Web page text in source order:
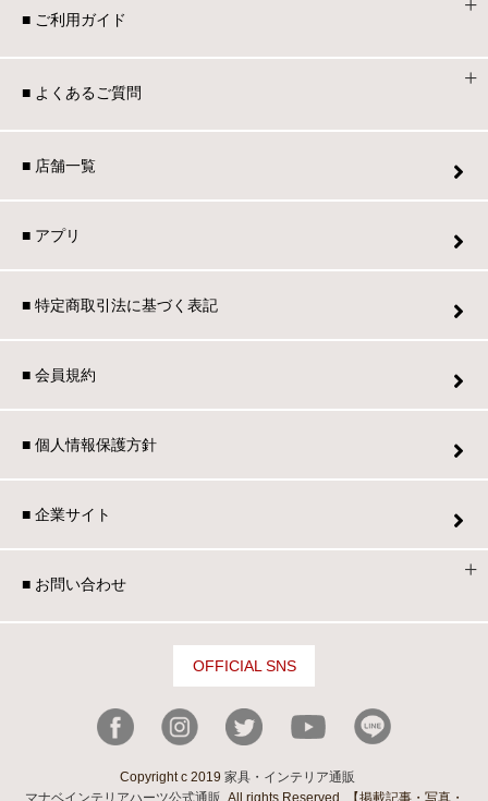
■ ご利用ガイド
■ よくあるご質問
■ 店舗一覧
■ アプリ
■ 特定商取引法に基づく表記
■ 会員規約
■ 個人情報保護方針
■ 企業サイト
■ お問い合わせ
OFFICIAL SNS
Copyright c 2019 家具・インテリア通販
マナベインテリアハーツ公式通販 . All rights Reserved. 【掲載記事・写真・